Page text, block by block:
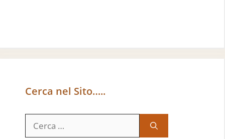
Cerca nel Sito…..
per: